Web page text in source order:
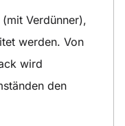
Verdünner),
werden. Von
wird
den